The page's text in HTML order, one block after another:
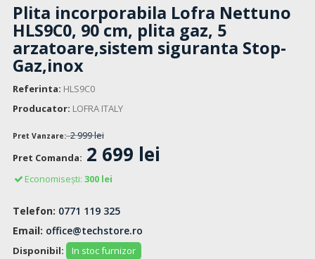
Plita incorporabila Lofra Nettuno
HLS9C0, 90 cm, plita gaz, 5
arzatoare,sistem siguranta Stop-
Gaz,inox
Referinta: HLS9C0
Producator: LOFRA ITALY
Pret Vanzare: 2 999 lei
Pret Comanda: 2 699 lei
Economisești: 300 lei
Telefon: 0771 119 325
Email: office@techstore.ro
Disponibil:
In stoc furnizor